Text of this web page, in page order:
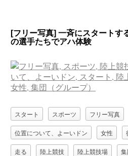
[フリー写真] 一斉にスタートす
の選手たちでアハ体験
スタート スポーツ フリー写真
位置について、よーいドン 女性
走る 陸上競技 陸上競技場 集